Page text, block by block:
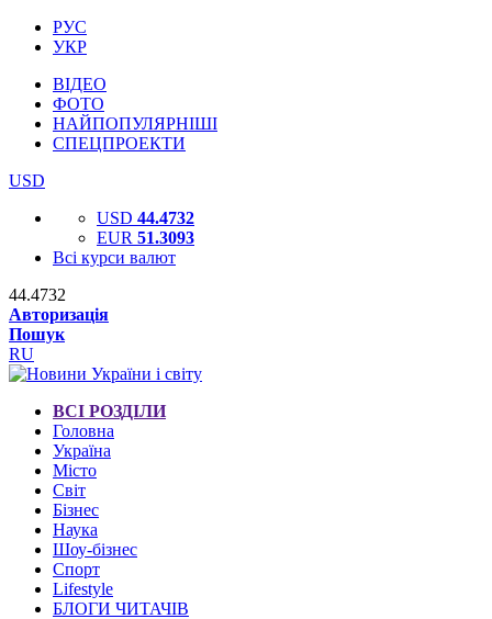
РУС
УКР
ВІДЕО
ФОТО
НАЙПОПУЛЯРНІШІ
СПЕЦПРОЕКТИ
USD
USD 44.4732
EUR 51.3093
Всі курси валют
44.4732
Авторизація
Пошук
RU
ВСІ РОЗДІЛИ
Головна
Україна
Місто
Світ
Бізнес
Наука
Шоу-бізнес
Спорт
Lifestyle
БЛОГИ ЧИТАЧІВ